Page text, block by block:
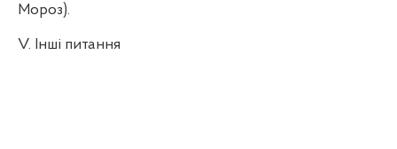
Мороз).
V. Інші питання